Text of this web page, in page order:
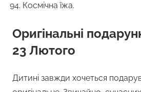
Космічна їжа.
Оригінальні
23 Лютого
Дитині завжди хочеться